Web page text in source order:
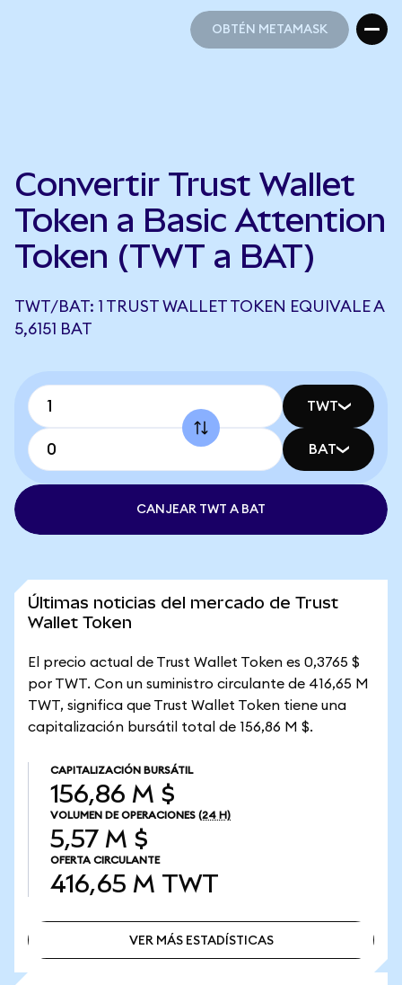
OBTÉN METAMASK
Convertir Trust Wallet
Token a Basic Attention
Token (TWT a BAT)
TWT/BAT: 1 TRUST WALLET TOKEN EQUIVALE A
5,6151 BAT
TWT
BAT
CANJEAR TWT A BAT
Últimas noticias del mercado de Trust
Wallet Token
El precio actual de Trust Wallet Token es 0,3765 $
por TWT. Con un suministro circulante de 416,65 M
TWT, significa que Trust Wallet Token tiene una
capitalización bursátil total de 156,86 M $.
CAPITALIZACIÓN BURSÁTIL
156,86 M $
VOLUMEN DE OPERACIONES (24 H)
5,57 M $
OFERTA CIRCULANTE
416,65 M TWT
VER MÁS ESTADÍSTICAS